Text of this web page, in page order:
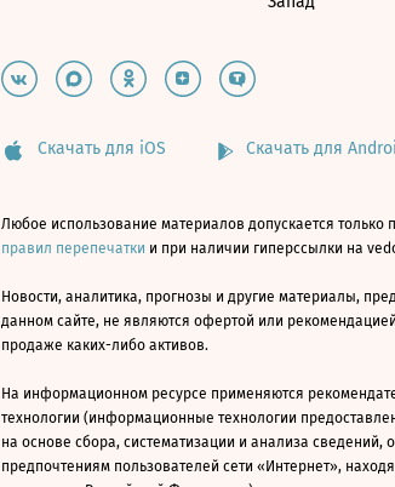
Скачать для iOS Скачать для
Любое использование материалов допускается только
правил перепечатки и при наличии гиперссылки на
Новости, аналитика, прогнозы и другие материалы,
данном сайте, не являются офертой или
продаже каких-либо активов.
На информационном ресурсе применяются
технологии (информационные технологии
на основе сбора, систематизации и анализа сведений,
предпочтениям пользователей сети «Интернет»,